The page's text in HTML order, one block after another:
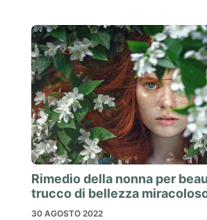
Rimedio della nonna per
trucco di bellezza
30 AGOSTO 2022